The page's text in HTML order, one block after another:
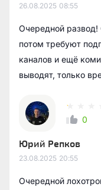
26.08.2025 08:55
Очередной
потом требуют
каналов и ещё
выводят, только
0
Юрий Репков
23.08.2025 20:55
Очередной